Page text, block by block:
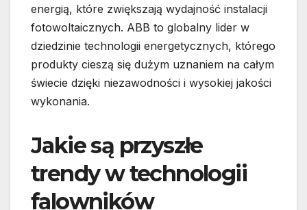
energią, które zwiększają wydajność instalacji
fotowoltaicznych. ABB to globalny lider w
dziedzinie technologii energetycznych, którego
produkty cieszą się dużym uznaniem na całym
świecie dzięki niezawodności i wysokiej jakości
wykonania.
Jakie są przyszłe
trendy w technologii
falowników